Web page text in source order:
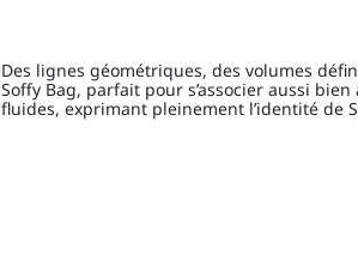
Des lignes géométriques, des volumes
Soffy Bag, parfait pour s’associer aussi
fluides, exprimant pleinement l’identité de